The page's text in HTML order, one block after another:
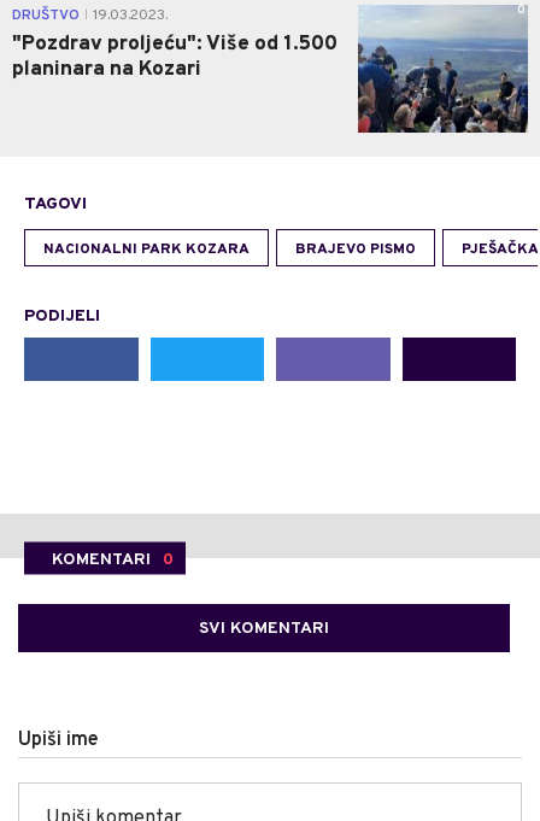
DRUŠTVO 19.03.2023.
"Pozdrav proljeću": Više od 1.500
planinara na Kozari
0
TAGOVI
NACIONALNI PARK KOZARA BRAJEVO PISMO
PODIJELI
KOMENTARI 0
SVI KOMENTARI
Upiši ime